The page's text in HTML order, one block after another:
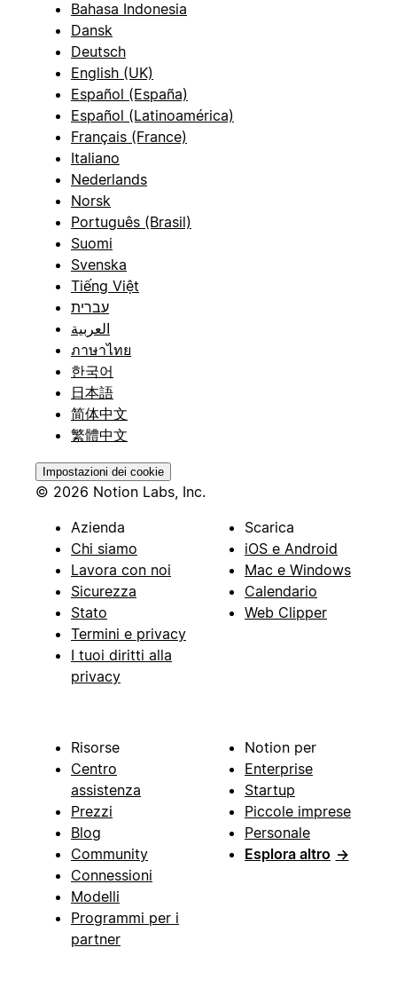
Bahasa Indonesia
Dansk
Deutsch
English (UK)
Español (España)
Español (Latinoamérica)
Français (France)
Italiano
Nederlands
Norsk
Português (Brasil)
Suomi
Svenska
Tiếng Việt
עברית
العربية
ภาษาไทย
한국어
日本語
简体中文
繁體中文
Impostazioni dei cookie
© 2026 Notion Labs, Inc.
Azienda
Chi siamo
Lavora con noi
Sicurezza
Stato
Termini e privacy
I tuoi diritti alla
privacy
Scarica
iOS e Android
Mac e Windows
Calendario
Web Clipper
Risorse
Centro
assistenza
Prezzi
Blog
Community
Connessioni
Modelli
Programmi per i
partner
Notion per
Enterprise
Startup
Piccole imprese
Personale
Esplora altro →